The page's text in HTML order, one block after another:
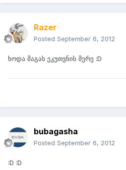
Razer
Posted September 6, 2012
ხოდა მაგას ეკუთვნის მერე :D
bubagasha
Posted September 6, 2012
:D :D